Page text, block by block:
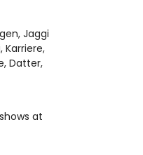
Jaggi
Karriere,
Datter,
at